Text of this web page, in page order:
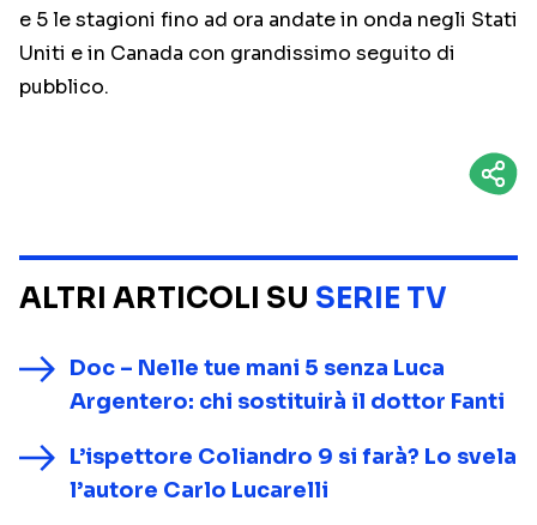
e 5 le stagioni fino ad ora andate in onda negli Stati
Uniti e in Canada con grandissimo seguito di
pubblico.
ALTRI ARTICOLI SU SERIE TV
Doc – Nelle tue mani 5 senza Luca
Argentero: chi sostituirà il dottor Fanti
L’ispettore Coliandro 9 si farà? Lo svela
l’autore Carlo Lucarelli